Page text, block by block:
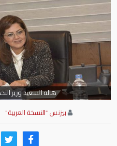
هالة السعيد وزير
بيزنس "النسخة العربية"